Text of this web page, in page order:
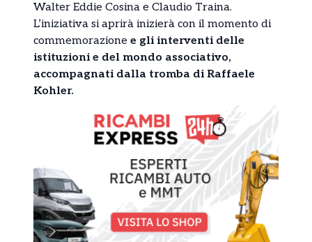
Walter Eddie Cosina e Claudio Traina.
L’iniziativa si aprirà inizierà con il momento di
commemorazione e gli interventi delle
istituzioni e del mondo associativo,
accompagnati dalla tromba di Raffaele
Kohler.